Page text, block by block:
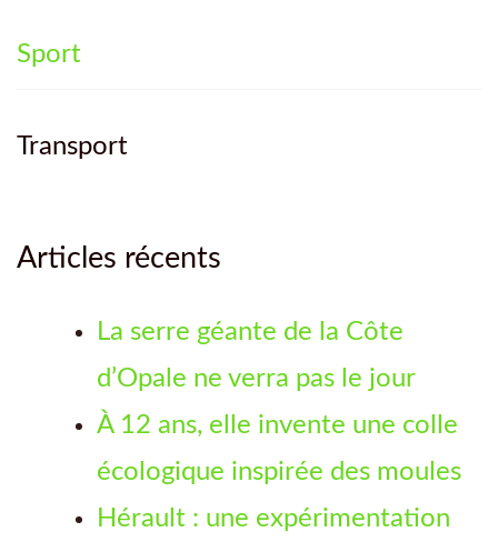
Sport
Transport
Articles récents
La serre géante de la Côte
d’Opale ne verra pas le jour
À 12 ans, elle invente une colle
écologique inspirée des moules
Hérault : une expérimentation